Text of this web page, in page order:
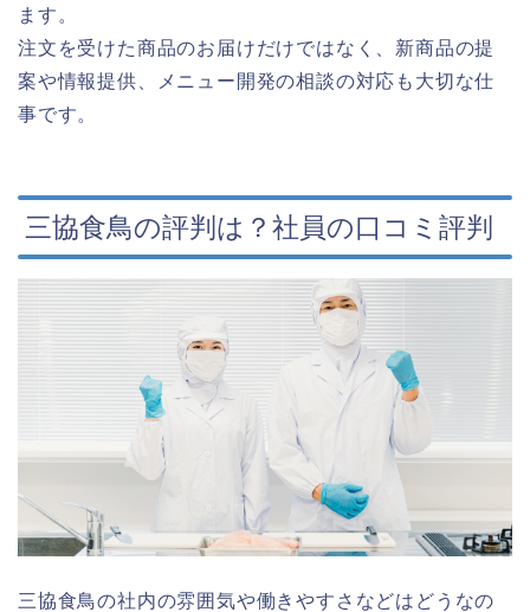
ます。
注文を受けた商品のお届けだけではなく、新商品の提
案や情報提供、メニュー開発の相談の対応も大切な仕
事です。
三協食鳥の評判は？社員の口コミ評判
三協食鳥の社内の雰囲気や働きやすさなどはどうなの